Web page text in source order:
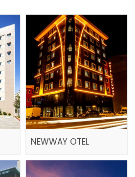
NEWWAY OTEL